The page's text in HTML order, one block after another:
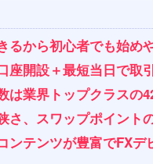
るから初心者でも始め
座開設＋最短当日で取
は業界トップクラスの
さ、スワップポイント
ンテンツが豊富でFXデ